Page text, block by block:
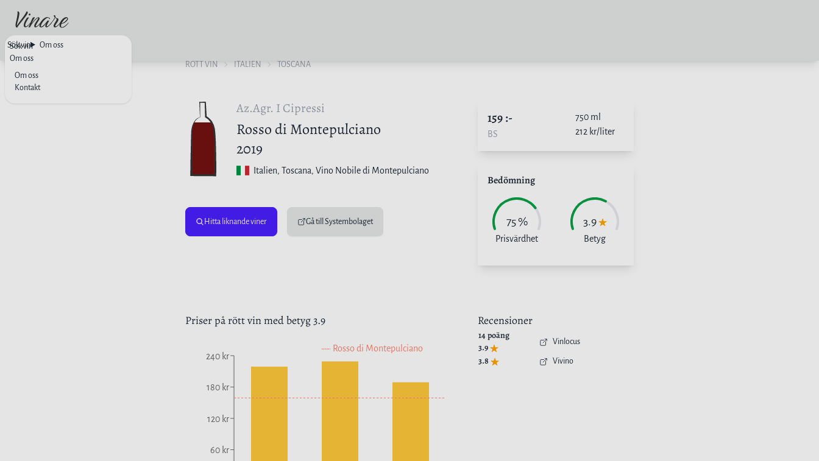
Sök vin
Om oss
Om oss
Kontakt
Sök vin Om oss
RÖTT VIN ITALIEN TOSCANA
Az.Agr. I Cipressi
Rosso di Montepulciano
2019
Italien, Toscana, Vino Nobile di Montepulciano
Hitta liknande viner Gå till Systembolaget
159:-
BS
750 ml
212 kr/liter
Bedömning
75%
Prisvärdhet
3.9
Betyg
Priser på rött vinmed betyg3.9
60 kr
120 kr
180 kr
240 kr
Rosso di Montepulciano
Recensioner
14poäng
3.9
Vinlocus
3.8 Vivino